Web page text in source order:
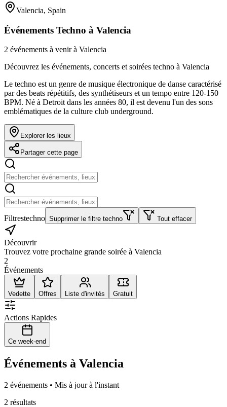
Valencia, Spain
Événements Techno à Valencia
2 événements à venir à Valencia
Découvrez les événements, concerts et soirées techno à Valencia
Le techno est un genre de musique électronique de danse caractérisé
par des beats répétitifs, des synthétiseurs et un tempo entre 120-150
BPM. Né à Detroit dans les années 80, il est devenu l'un des sons
emblématiques de la culture club underground.
Explorer les lieux
Partager cette page
Filtrestechno Supprimer le filtre techno Tout effacer
Découvrir
Trouvez votre prochaine grande soirée à Valencia
2
Événements
Vedette Offres Liste d'invités Gratuit
Actions Rapides
Ce week-end
Événements à Valencia
2 événements • Mis à jour à l'instant
2 résultats